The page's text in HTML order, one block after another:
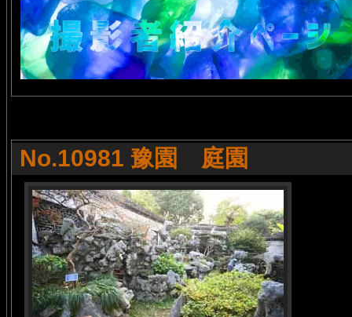
No.10981 豫園 庭園